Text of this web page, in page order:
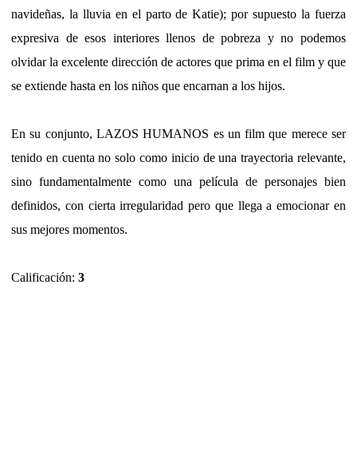
navideñas, la lluvia en el parto de Katie); por supuesto la fuerza
expresiva de esos interiores llenos de pobreza y no podemos
olvidar la excelente dirección de actores que prima en el film y que
se extiende hasta en los niños que encarnan a los hijos.
En su conjunto, LAZOS HUMANOS es un film que merece ser
tenido en cuenta no solo como inicio de una trayectoria relevante,
sino fundamentalmente como una película de personajes bien
definidos, con cierta irregularidad pero que llega a emocionar en
sus mejores momentos.
Calificación: 3